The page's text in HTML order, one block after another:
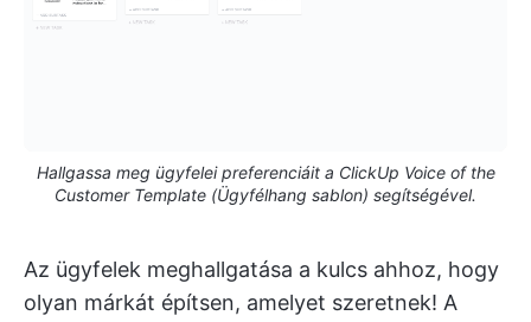
Hallgassa meg ügyfelei preferenciáit a ClickUp Voice of the
Customer Template (Ügyfélhang sablon) segítségével.
Az ügyfelek meghallgatása a kulcs ahhoz, hogy
olyan márkát építsen, amelyet szeretnek! A